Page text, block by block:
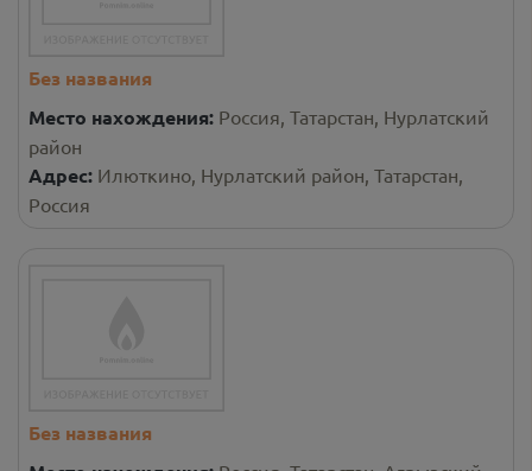
Без названия
Место нахождения: Россия, Татарстан, Нурлатский
район
Адрес: Илюткино, Нурлатский район, Татарстан,
Россия
Без названия